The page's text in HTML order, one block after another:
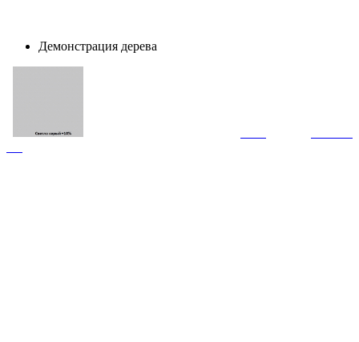
Демонстрация дерева